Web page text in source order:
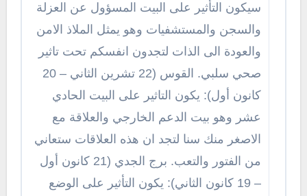
سيكون التأثير على البيت المسؤول عن العزلة
والسجن والمستشفيات وهو يمثل الملاذ الامن
والعودة الى الذات لتجدون انفسكم تحت تاثير
صحي سلبي. القوس (22 تشرين الثاني – 20
كانون أول): يكون التاثير على البيت الحادي
عشر وهو بيت الدعم الخارجي والعلاقة مع
الاصغر منك سنا لتجد ان هذه العلاقات ستعاني
من الفتور والتعب. برج الجدي (21 كانون أول
– 19 كانون الثاني): يكون التأثير على الوضع